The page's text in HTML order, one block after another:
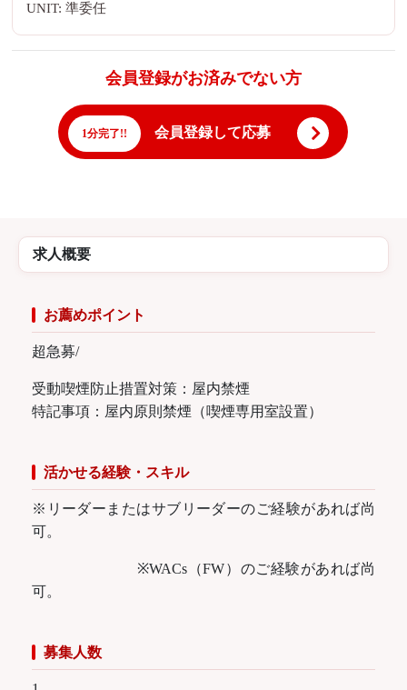
UNIT: 準委任
会員登録がお済みでない方
1分完了!! 会員登録して応募
求人概要
お薦めポイント
超急募/
受動喫煙防止措置対策：屋内禁煙
特記事項：屋内原則禁煙（喫煙専用室設置）
活かせる経験・スキル
※リーダーまたはサブリーダーのご経験があれば尚
可。
※WACs（FW）のご経験があれば尚
可。
募集人数